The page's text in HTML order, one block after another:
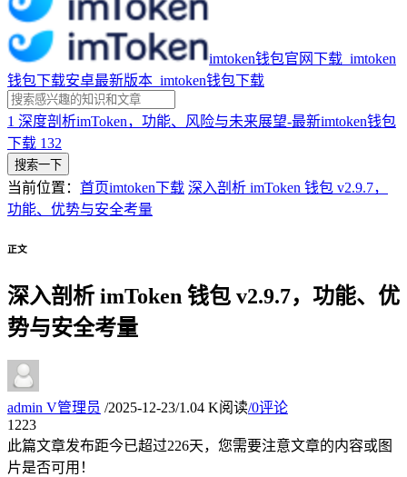
imtoken钱包官网下载_imtoken
钱包下载安卓最新版本_imtoken钱包下载
1 深度剖析imToken，功能、风险与未来展望-最新imtoken钱包
下载 132
搜索一下
当前位置： 首页imtoken下载 深入剖析 imToken 钱包 v2.9.7，
功能、优势与安全考量
正文
深入剖析 imToken 钱包 v2.9.7，功能、优
势与安全考量
admin V管理员 /2025-12-23/1.04 K阅读/0评论
1223
此篇文章发布距今已超过226天，您需要注意文章的内容或图
片是否可用！